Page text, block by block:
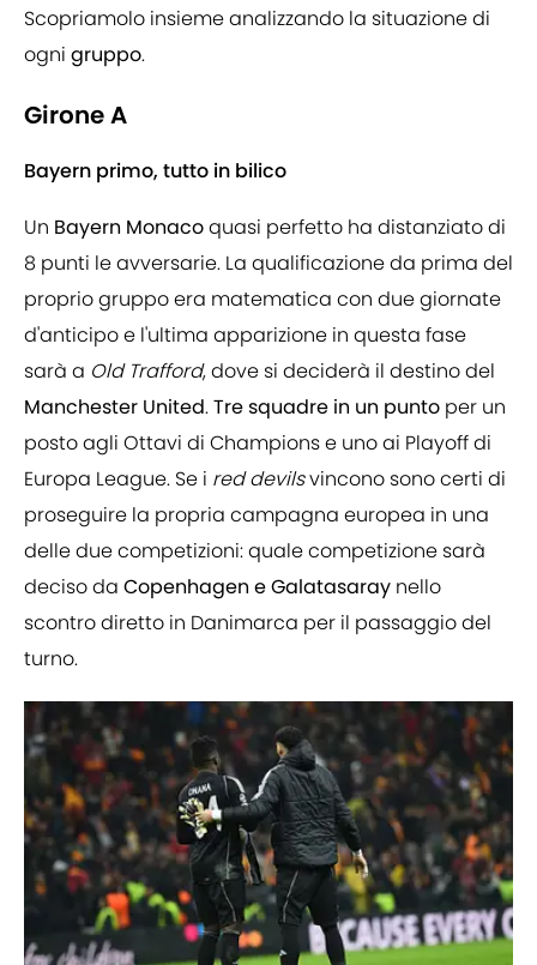
Scopriamolo insieme analizzando la situazione di
ogni gruppo.
Girone A
Bayern primo, tutto in bilico
Un Bayern Monacoquasi perfetto ha distanziato di
8 punti le avversarie. La qualificazione da prima del
proprio gruppo era matematica con due giornate
d'anticipo e l'ultima apparizione in questa fase
sarà a Old Trafford, dove si deciderà il destino del
Manchester United.Tre squadre in un punto per un
posto agli Ottavi di Champions e uno ai Playoff di
Europa League. Se i red devilsvincono sono certi di
proseguire la propria campagna europea in una
delle due competizioni: quale competizione sarà
deciso da Copenhagen e Galatasaray nello
scontro diretto in Danimarca per il passaggio del
turno.